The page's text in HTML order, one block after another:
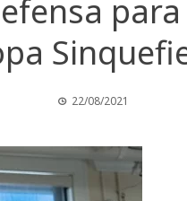
22/08/2021